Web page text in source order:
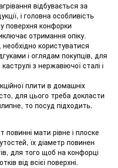
відбувається за
і головна особливість
поверхня конфорки
отримання опіку.
користуватися
і оглядам покупців, для
з нержавіючої сталі і
плити в домашніх
для цього треба докласти
то посуд підходить.
повинні мати рівне і плоске
їх діаметр повинен
для того щоб на конфорці
від всієї поверхні.